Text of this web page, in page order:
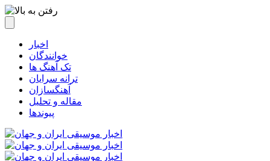
اخبار
خوانندگان
تک آهنگ ها
ترانه سرایان
آهنگسازان
مقاله و تحلیل
پیوندها